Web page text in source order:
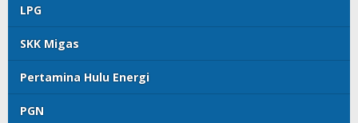
LPG
SKK Migas
Pertamina Hulu Energi
PGN